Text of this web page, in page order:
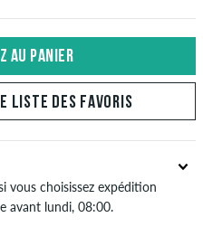
AU PANIER
LISTE DES FAVORIS
vous choisissez expédition
avant lundi, 08:00.